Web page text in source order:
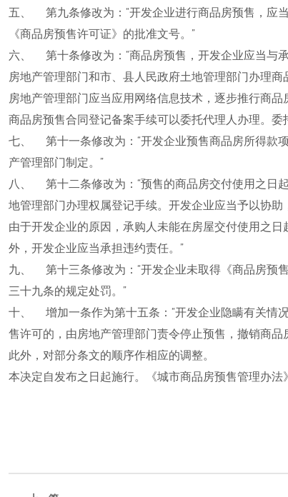
五、 第九条修改为：“开发企业进行商品房预售，应
《商品房预售许可证》的批准文号。”
六、 第十条修改为：“商品房预售，开发企业应当与
房地产管理部门和市、县人民政府土地管理部门办理商
房地产管理部门应当应用网络信息技术，逐步推行商品
商品房预售合同登记备案手续可以委托代理人办理。
七、 第十一条修改为：“开发企业预售商品房所得款
产管理部门制定。”
八、 第十二条修改为：“预售的商品房交付使用之日
地管理部门办理权属登记手续。开发企业应当予以协助
由于开发企业的原因，承购人未能在房屋交付使用之
外，开发企业应当承担违约责任。”
九、 第十三条修改为：“开发企业未取得《商品房预
三十九条的规定处罚。”
十、 增加一条作为第十五条：“开发企业隐瞒有关情
售许可的，由房地产管理部门责令停止预售，撤销商品
此外，对部分条文的顺序作相应的调整。
本决定自发布之日起施行。《城市商品房预售管理办法